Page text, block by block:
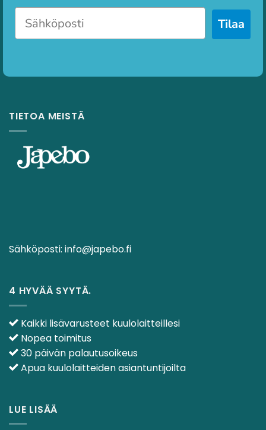
Tilaa
TIETOA MEISTÄ
Sähköposti: info@japebo.fi
4 HYVÄÄ SYYTÄ.
Kaikki lisävarusteet kuulolaitteillesi
Nopea toimitus
30 päivän palautusoikeus
Apua kuulolaitteiden asiantuntijoilta
LUE LISÄÄ